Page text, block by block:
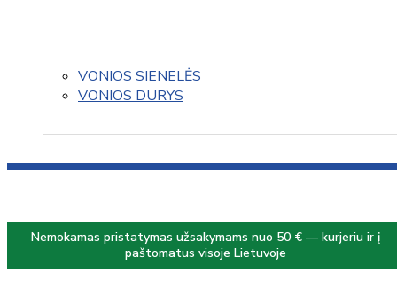
VONIOS SIENELĖS
VONIOS DURYS
Nemokamas pristatymas užsakymams nuo 50 € — kurjeriu ir į
paštomatus visoje Lietuvoje